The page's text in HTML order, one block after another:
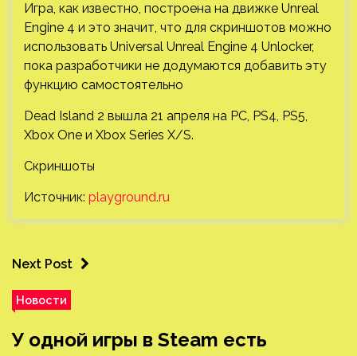
Игра, как известно, построена на движке Unreal
Engine 4 и это значит, что для скриншотов можно
использовать Universal Unreal Engine 4 Unlocker,
пока разработчики не додумаются добавить эту
функцию самостоятельно
Dead Island 2 вышла 21 апреля на PC, PS4, PS5,
Xbox One и Xbox Series X/S.
Скриншоты
Источник: playground.ru
Next Post
Новости
У одной игры в Steam есть